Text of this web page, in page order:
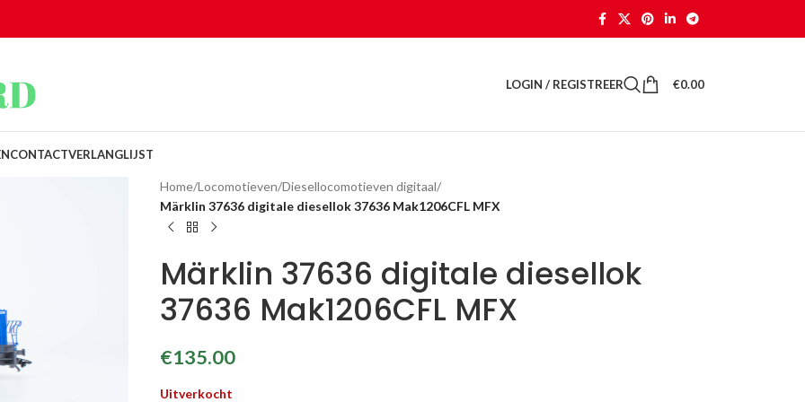
LOGIN / REGISTREER €0.00
CONTACTVERLANGLIJST
Home/Locomotieven/Diesellocomotieven digitaal/
Märklin 37636 digitale diesellok 37636 Mak1206CFL MFX
Märklin 37636 digitale diesellok
37636 Mak1206CFL MFX
€135.00
Uitverkocht